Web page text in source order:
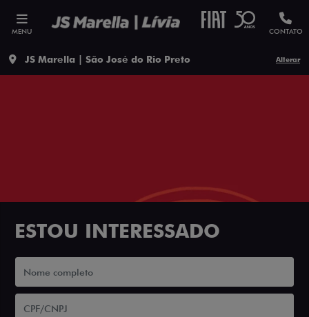
MENU CONTATO
JS Marella | São José do Rio Preto Alterar
ESTOU INTERESSADO